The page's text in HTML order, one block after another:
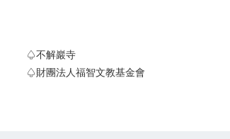
♤不解巖寺
♤財團法人福智文教基金會